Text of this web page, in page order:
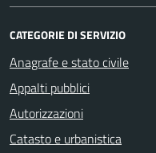
CATEGORIE DI SERVIZIO
Anagrafe e stato civile
Appalti pubblici
Autorizzazioni
Catasto e urbanistica